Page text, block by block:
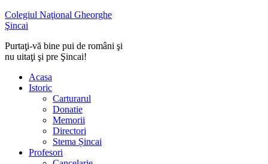
Colegiul Naţional Gheorghe
Şincai
Purtaţi-vă bine pui de români şi
nu uitaţi şi pre Şincai!
Acasa
Istoric
Carturarul
Donatie
Memorii
Directori
Stema Șincai
Profesori